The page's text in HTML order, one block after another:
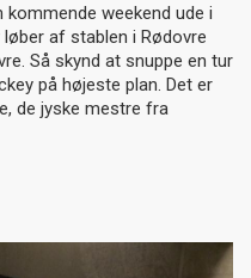
weekend ude i
løber af stablen i Rødovre
Så skynd at snuppe en tur
på højeste plan. Det er
de jyske mestre fra